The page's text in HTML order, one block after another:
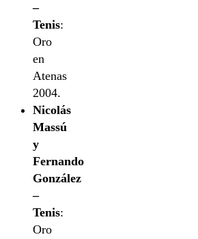
–
Tenis:
Oro
en
Atenas
2004.
Nicolás
Massú
y
Fernando
González
–
Tenis:
Oro